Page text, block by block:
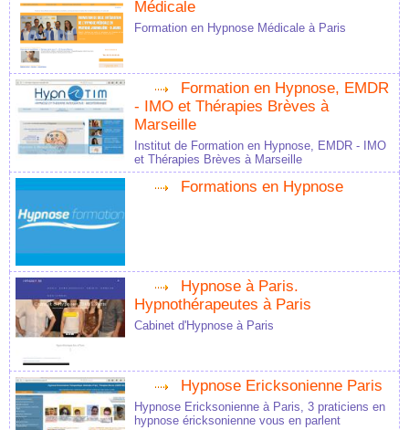
Médicale
Formation en Hypnose Médicale à Paris
Formation en Hypnose, EMDR
- IMO et Thérapies Brèves à
Marseille
Institut de Formation en Hypnose, EMDR - IMO
et Thérapies Brèves à Marseille
Formations en Hypnose
Hypnose à Paris.
Hypnothérapeutes à Paris
Cabinet d'Hypnose à Paris
Hypnose Ericksonienne Paris
Hypnose Ericksonienne à Paris, 3 praticiens en
hypnose éricksonienne vous en parlent